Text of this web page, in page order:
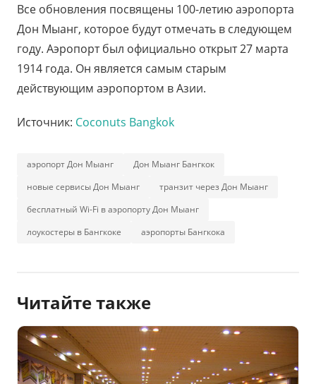
Все обновления посвящены 100-летию аэропорта
Дон Мыанг, которое будут отмечать в следующем
году. Аэропорт был официально открыт 27 марта
1914 года. Он является самым старым
действующим аэропортом в Азии.
Источник: Coconuts Bangkok
аэропорт Дон Мыанг
Дон Мыанг Бангкок
новые сервисы Дон Мыанг
транзит через Дон Мыанг
бесплатный Wi-Fi в аэропорту Дон Мыанг
лоукостеры в Бангкоке
аэропорты Бангкока
Читайте также